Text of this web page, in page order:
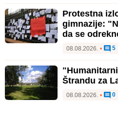
Protestna
gimnazije:
da se
08.08.2026. • 5
Štrandu za
08.08.2026. • 0